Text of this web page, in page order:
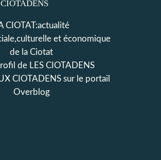
CIOTAT:actualité
et économique
de la Ciotat
de LES CIOTADENS
CIOTADENS sur le portail
Overblog